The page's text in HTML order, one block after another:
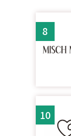
8
10